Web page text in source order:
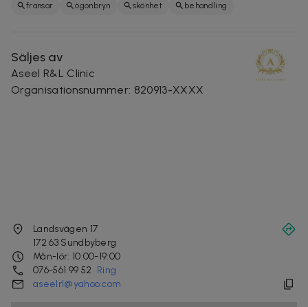
fransar ögonbryn skönhet behandling
Säljes av
Aseel R&L Clinic
Organisationsnummer: 820913-XXXX
Landsvägen 17
172 63 Sundbyberg
Mån-lör: 10:00-19:00
076-561 99 52 Ring
aseelrl@yahoo.com